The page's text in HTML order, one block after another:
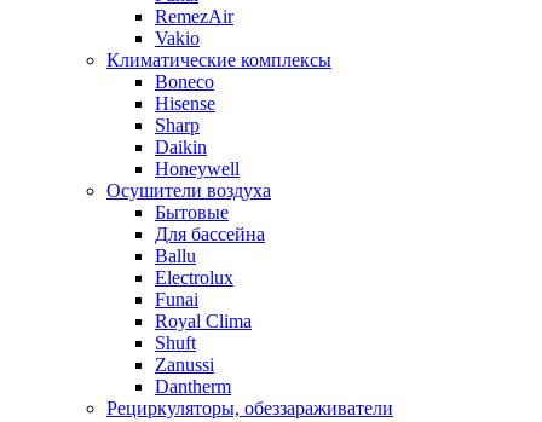
RemezAir
Vakio
Климатические комплексы
Boneco
Hisense
Sharp
Daikin
Honeywell
Осушители воздуха
Бытовые
Для бассейна
Ballu
Electrolux
Funai
Royal Clima
Shuft
Zanussi
Dantherm
Рециркуляторы, обеззараживатели